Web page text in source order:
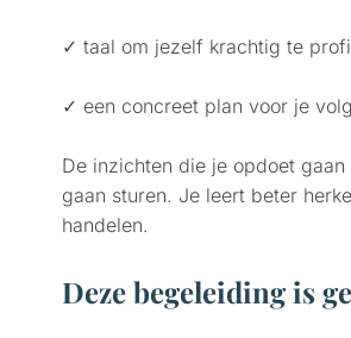
✓ taal om jezelf krachtig te
✓ een concreet plan voor je
De inzichten die je opdoet
gaan sturen. Je leert beter
handelen.
Deze begeleiding is